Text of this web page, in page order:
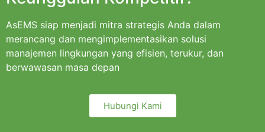
AsEMS siap menjadi mitra strategis Anda dalam
merancang dan mengimplementasikan solusi
manajemen lingkungan yang efisien, terukur, dan
berwawasan masa depan
Hubungi Kami